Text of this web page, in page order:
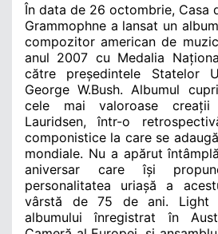
În data de 26 octombrie, Casa
Grammophne a lansat un
compozitor american de
anul 2007 cu Medalia
către președintele Statelor
George W.Bush. Albumul
cele mai valoroase creații
Lauridsen, într-o
componistice la care se
mondiale. Nu a apărut
aniversar care își
personalitatea uriașă a
vârstă de 75 de ani. Light
albumului înregistrat în